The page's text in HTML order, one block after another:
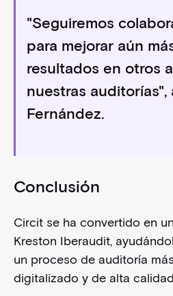
"Seguiremos
para mejorar aún
resultados en otros
nuestras auditorías",
Fernández.
Conclusión
Circit se ha convertido en
Kreston Iberaudit,
un proceso de auditoría
digitalizado y de alta